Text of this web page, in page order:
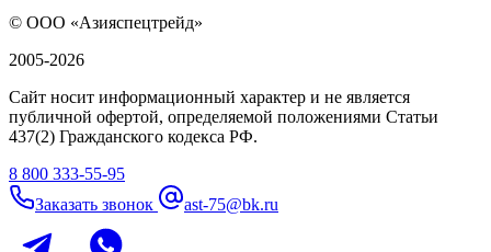
© ООО «Азияспецтрейд»
2005-2026
Сайт носит информационный характер и не является
публичной офертой, определяемой положениями Статьи
437(2) Гражданского кодекса РФ.
8 800 333-55-95
Заказать звонок
ast-75@bk.ru